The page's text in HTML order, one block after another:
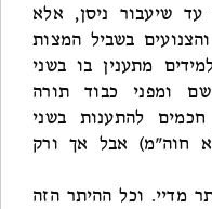
עד שיעבור ניסן, אלא
בשביל המצות
מתענין בו בשני
ומפני כבוד תורה
להתענות בשני
חוה"מ) אבל אך ורק
מדיי. וכל ההיתר הזה